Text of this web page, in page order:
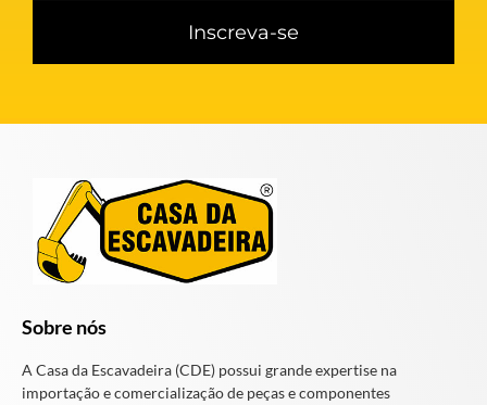
Inscreva-se
Sobre nós
A Casa da Escavadeira (CDE) possui grande expertise na
importação e comercialização de peças e componentes